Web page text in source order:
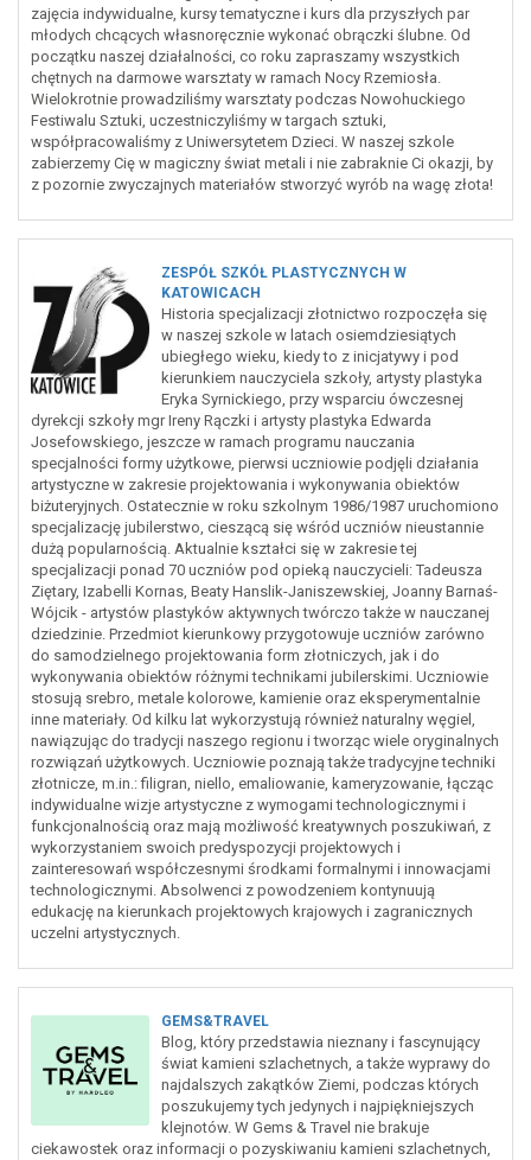
zajęcia indywidualne, kursy tematyczne i kurs dla przyszłych par
młodych chcących własnoręcznie wykonać obrączki ślubne. Od
początku naszej działalności, co roku zapraszamy wszystkich
chętnych na darmowe warsztaty w ramach Nocy Rzemiosła.
Wielokrotnie prowadziliśmy warsztaty podczas Nowohuckiego
Festiwalu Sztuki, uczestniczyliśmy w targach sztuki,
współpracowaliśmy z Uniwersytetem Dzieci. W naszej szkole
zabierzemy Cię w magiczny świat metali i nie zabraknie Ci okazji, by
z pozornie zwyczajnych materiałów stworzyć wyrób na wagę złota!
ZESPÓŁ SZKÓŁ PLASTYCZNYCH W
KATOWICACH
Historia specjalizacji złotnictwo rozpoczęła się
w naszej szkole w latach osiemdziesiątych
ubiegłego wieku, kiedy to z inicjatywy i pod
kierunkiem nauczyciela szkoły, artysty plastyka
Eryka Syrnickiego, przy wsparciu ówczesnej
dyrekcji szkoły mgr Ireny Rączki i artysty plastyka Edwarda
Josefowskiego, jeszcze w ramach programu nauczania
specjalności formy użytkowe, pierwsi uczniowie podjęli działania
artystyczne w zakresie projektowania i wykonywania obiektów
biżuteryjnych. Ostatecznie w roku szkolnym 1986/1987 uruchomiono
specjalizację jubilerstwo, cieszącą się wśród uczniów nieustannie
dużą popularnością. Aktualnie kształci się w zakresie tej
specjalizacji ponad 70 uczniów pod opieką nauczycieli: Tadeusza
Ziętary, Izabelli Kornas, Beaty Hanslik-Janiszewskiej, Joanny Barnaś-
Wójcik - artystów plastyków aktywnych twórczo także w nauczanej
dziedzinie. Przedmiot kierunkowy przygotowuje uczniów zarówno
do samodzielnego projektowania form złotniczych, jak i do
wykonywania obiektów różnymi technikami jubilerskimi. Uczniowie
stosują srebro, metale kolorowe, kamienie oraz eksperymentalnie
inne materiały. Od kilku lat wykorzystują również naturalny węgiel,
nawiązując do tradycji naszego regionu i tworząc wiele oryginalnych
rozwiązań użytkowych. Uczniowie poznają także tradycyjne techniki
złotnicze, m.in.: filigran, niello, emaliowanie, kameryzowanie, łącząc
indywidualne wizje artystyczne z wymogami technologicznymi i
funkcjonalnością oraz mają możliwość kreatywnych poszukiwań, z
wykorzystaniem swoich predyspozycji projektowych i
zainteresowań współczesnymi środkami formalnymi i innowacjami
technologicznymi. Absolwenci z powodzeniem kontynuują
edukację na kierunkach projektowych krajowych i zagranicznych
uczelni artystycznych.
GEMS&TRAVEL
Blog, który przedstawia nieznany i fascynujący
świat kamieni szlachetnych, a także wyprawy do
najdalszych zakątków Ziemi, podczas których
poszukujemy tych jedynych i najpiękniejszych
klejnotów. W Gems & Travel nie brakuje
ciekawostek oraz informacji o pozyskiwaniu kamieni szlachetnych,